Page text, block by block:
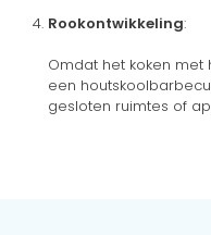
Rookontwikkeling:
Omdat het koken met
een
gesloten ruimtes of